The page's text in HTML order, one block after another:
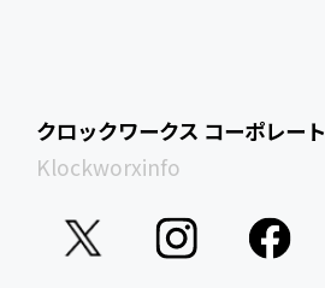
クロックワークス コーポレート
Klockworxinfo